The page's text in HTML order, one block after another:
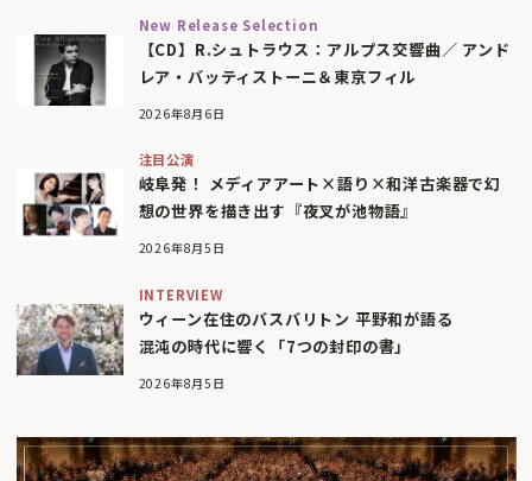
New Release Selection
【CD】R.シュトラウス：アルプス交響曲／ アンド
レア・バッティストーニ＆東京フィル
2026年8月6日
注目公演
岐阜発！ メディアアート×語り×和洋古楽器で幻
想の世界を描き出す『夜叉が池物語』
2026年8月5日
INTERVIEW
ウィーン在住のバスバリトン 平野和が語る
混沌の時代に響く「7つの封印の書」
2026年8月5日